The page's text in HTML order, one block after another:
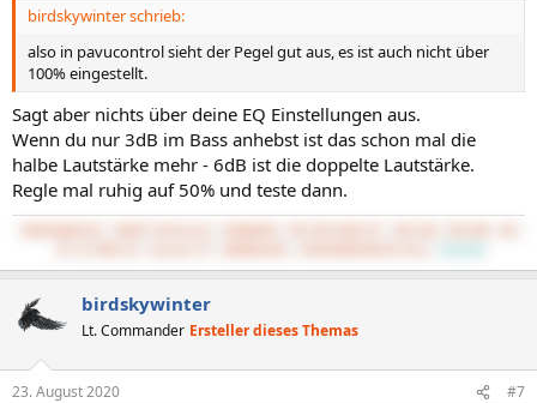
birdskywinter schrieb:
also in pavucontrol sieht der Pegel gut aus, es ist auch nicht über
100% eingestellt.
Sagt aber nichts über deine EQ Einstellungen aus.
Wenn du nur 3dB im Bass anhebst ist das schon mal die
halbe Lautstärke mehr - 6dB ist die doppelte Lautstärke.
Regle mal ruhig auf 50% und teste dann.
birdskywinter
Lt. Commander Ersteller dieses Themas
23. August 2020 #7